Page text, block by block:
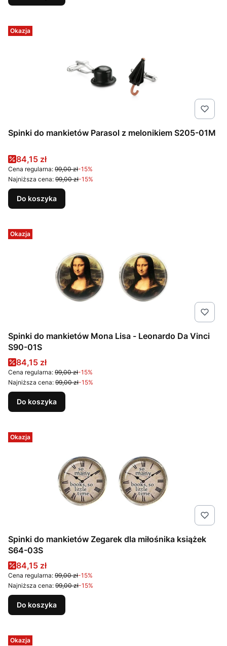
Okazja
Spinki do mankietów Parasol z melonikiem S205-01M
Cena promocyjna
84,15 zł
Cena regularna: 99,00 zł-15%
Najniższa cena: 99,00 zł-15%
Do koszyka
Okazja
Spinki do mankietów Mona Lisa - Leonardo Da Vinci
S90-01S
Cena promocyjna
84,15 zł
Cena regularna: 99,00 zł-15%
Najniższa cena: 99,00 zł-15%
Do koszyka
Okazja
Spinki do mankietów Zegarek dla miłośnika książek
S64-03S
Cena promocyjna
84,15 zł
Cena regularna: 99,00 zł-15%
Najniższa cena: 99,00 zł-15%
Do koszyka
Okazja